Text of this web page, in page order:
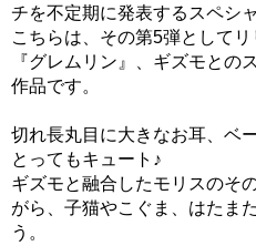
チを不定期に発表するスペシ
こちらは、その第5弾として
『グレムリン』、ギズモとの
作品です。
切れ長丸目に大きなお耳、ベ
とってもキュート♪
ギズモと融合したモリスのそ
がら、子猫やこぐま、はたま
う。